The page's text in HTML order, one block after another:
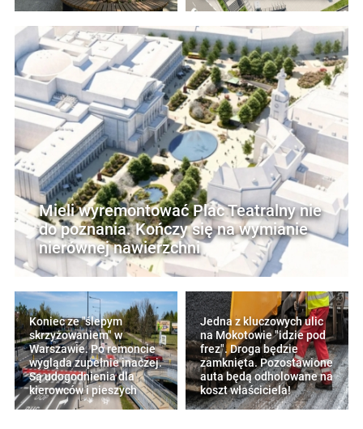
Mieli wyremontować Plac Teatralny nie
do poznania. Kończy się na wymianie
nierównej nawierzchni
Koniec ze "ślepym
skrzyżowaniem" w
Warszawie. Po remoncie
wygląda zupełnie inaczej.
Są udogodnienia dla
kierowców i pieszych
Jedna z kluczowych ulic
na Mokotowie "idzie pod
frez". Droga będzie
zamknięta. Pozostawione
auta będą odholowane na
koszt właściciela!